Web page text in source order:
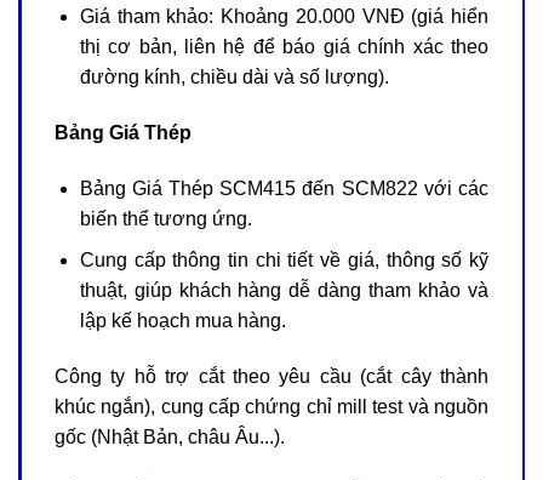
Giá tham khảo: Khoảng 20.000 VNĐ (giá hiển
thị cơ bản, liên hệ để báo giá chính xác theo
đường kính, chiều dài và số lượng).
Bảng Giá Thép
Bảng Giá Thép SCM415 đến SCM822 với các
biến thể tương ứng.
Cung cấp thông tin chi tiết về giá, thông số kỹ
thuật, giúp khách hàng dễ dàng tham khảo và
lập kế hoạch mua hàng.
Công ty hỗ trợ cắt theo yêu cầu (cắt cây thành
khúc ngắn), cung cấp chứng chỉ mill test và nguồn
gốc (Nhật Bản, châu Âu...).